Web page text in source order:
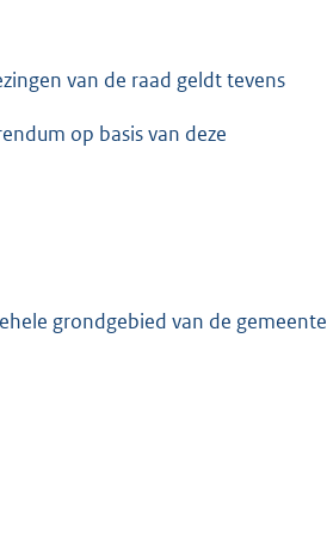
van de raad geldt tevens
op basis van deze
grondgebied van de